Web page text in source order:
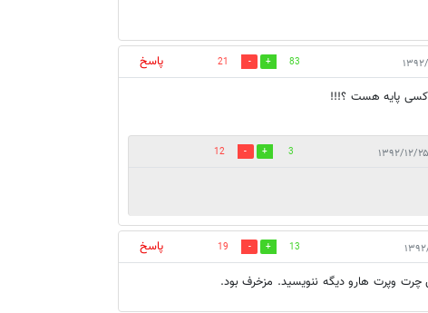
83
21
پاسخ
کسی پایه هست ؟!!!
3
12
13
19
پاسخ
چرت وپرت هارو ديگه ننويسيد. مزخرف بود.